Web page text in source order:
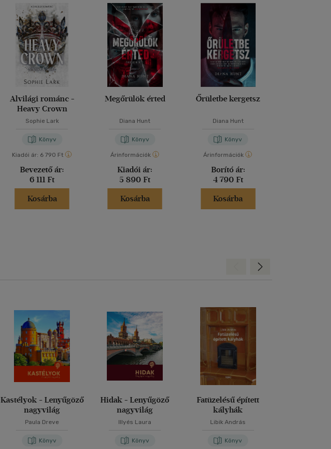
Alvilági románc -
Heavy Crown
Sophie Lark
Könyv
Kiadói ár: 6 790 Ft
Bevezető ár:
6 111 Ft
Kosárba
Megőrülök érted
Diana Hunt
Könyv
Árinformációk
Kiadói ár:
5 890 Ft
Kosárba
Őrületbe kergetsz
Diana Hunt
Könyv
Árinformációk
Borító ár:
4 790 Ft
Kosárba
Kastélyok - Lenyűgöző
nagyvilág
Paula Dreve
Könyv
Hidak - Lenyűgöző
nagyvilág
Illyés Laura
Könyv
Fatüzelésű épített
kályhák
Libik András
Könyv
Előre